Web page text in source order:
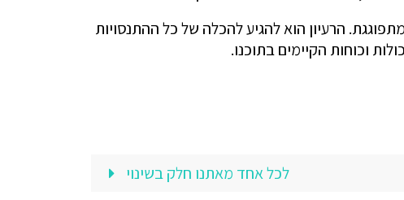
הרעיון הוא להגיע להכלה של כל ההתנסויות
וכוחות הקיימים בתוכנו.
לכל אחד מאתנו חלק בשינוי